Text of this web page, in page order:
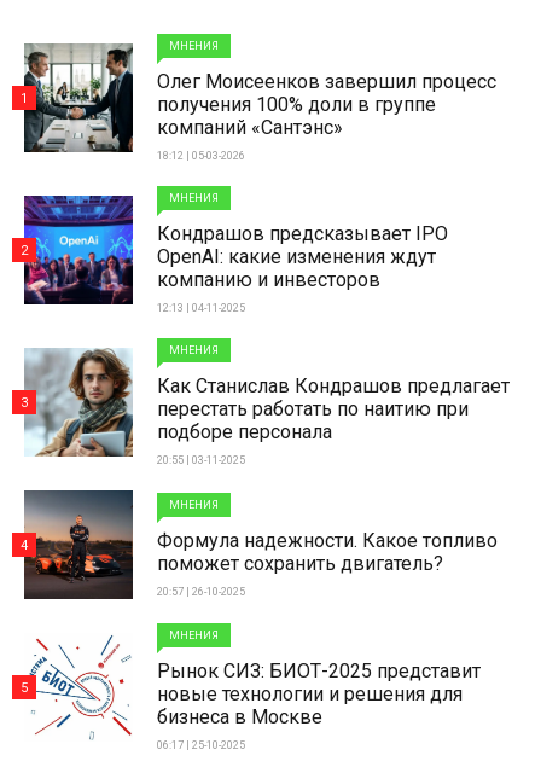
МНЕНИЯ
Олег Моисеенков завершил процесс
получения 100% доли в группе
компаний «Сантэнс»
18:12 | 05-03-2026
1
МНЕНИЯ
Кондрашов предсказывает IPO
OpenAI: какие изменения ждут
компанию и инвесторов
12:13 | 04-11-2025
2
МНЕНИЯ
Как Станислав Кондрашов предлагает
перестать работать по наитию при
подборе персонала
20:55 | 03-11-2025
3
МНЕНИЯ
Формула надежности. Какое топливо
поможет сохранить двигатель?
20:57 | 26-10-2025
4
МНЕНИЯ
Рынок СИЗ: БИОТ-2025 представит
новые технологии и решения для
бизнеса в Москве
06:17 | 25-10-2025
5